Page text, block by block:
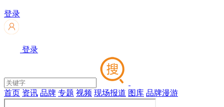
登录
登录
首页 资讯 品牌 专题 视频 现场报道 图库 品牌漫游